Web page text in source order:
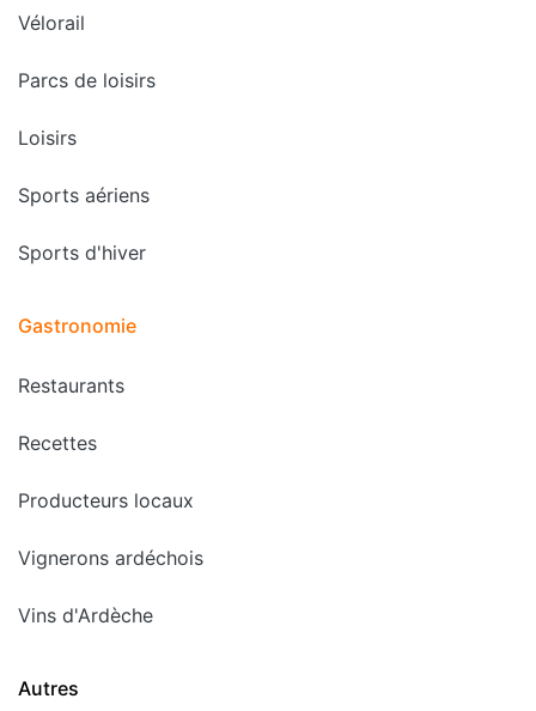
Vélorail
Parcs de loisirs
Loisirs
Sports aériens
Sports d'hiver
Gastronomie
Restaurants
Recettes
Producteurs locaux
Vignerons ardéchois
Vins d'Ardèche
Autres